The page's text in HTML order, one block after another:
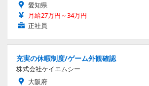
愛知県
月給27万円～34万円
正社員
充実の休暇制度/ゲーム外観確認
株式会社ケイエムシー
大阪府